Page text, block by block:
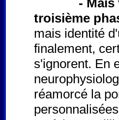
-
troisième
mais identité
finalement,
s'ignorent. En
réamorcé la